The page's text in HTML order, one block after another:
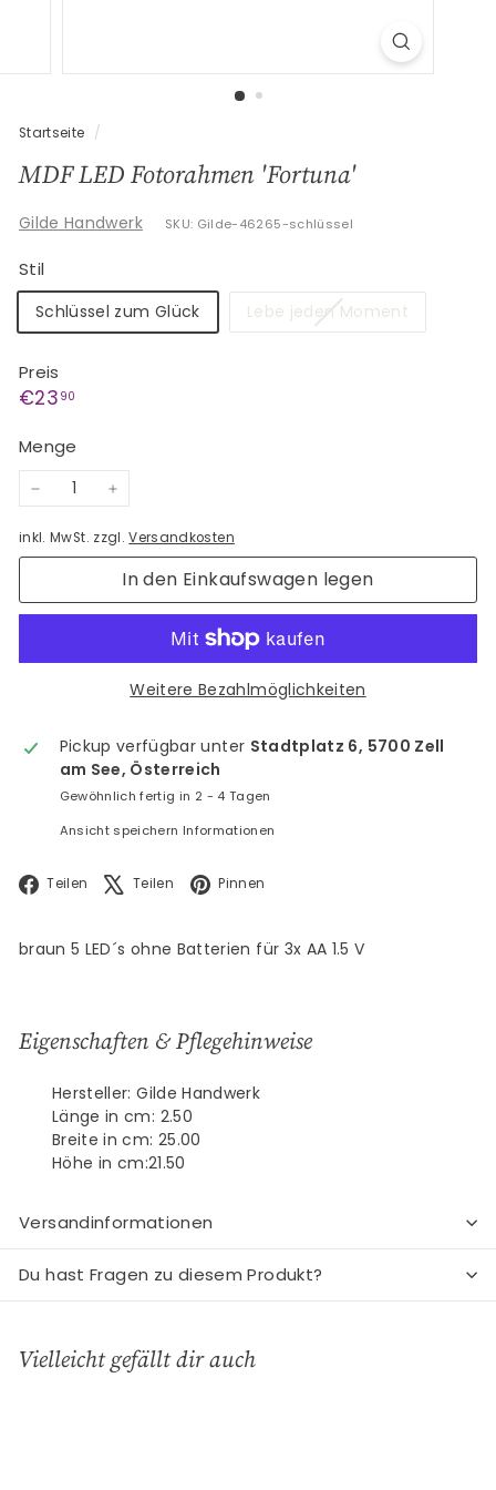
h
n
k
Startseite /
MDF LED Fotorahmen 'Fortuna'
Gilde Handwerk SKU: Gilde-46265-schlüssel
Stil
Schlüssel zum Glück Lebe jeden MomentVariante
Preis
Normaler
€23 90
Menge
− +
inkl. MwSt. zzgl.Versandkosten
In den Einkaufswagen legen
Weitere Bezahlmöglichkeiten
Pickup verfügbar unter Stadtplatz 6, 5700 Zell
am See, Österreich
Gewöhnlich fertig in 2 - 4 Tagen
Ansicht speichern Informationen
Teilen Facebook
Teilen X Pinnen
braun 5 LED´s ohne Batterien für 3x AA 1.5 V
Eigenschaften & Pflegehinweise
Hersteller: Gilde Handwerk
Länge in cm: 2.50
Breite in cm: 25.00
Höhe in cm:21.50
Versandinformationen
Du hast Fragen zu diesem Produkt?
Vielleicht gefällt dir auch